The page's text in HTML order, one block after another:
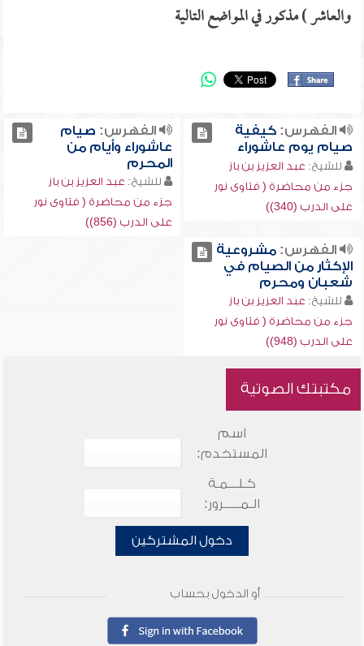
والعاشر ) مذكور في المواضع التالية
الفهرس:كيفية
صيام يوم عاشوراء
للشيخ: عبد العزيز بن باز
جزء من محاضرة ( فتاوى نور
على الدرب (340))
الفهرس: صيام
عاشوراء وأيام من
المحرم
للشيخ: عبد العزيز بن باز
جزء من محاضرة ( فتاوى نور
على الدرب (856))
الفهرس:مشروعية
الإكثار من الصيام في
شعبان ومحرم
للشيخ: عبد العزيز بن باز
جزء من محاضرة ( فتاوى نور
على الدرب (948))
مكتبتك الصوتية
اسم
المستخدم:
كـلـــمـة
الـمـــــرور:
دخول المشتركين
أو الدخول بحساب